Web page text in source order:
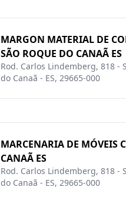
MARGON MATERIAL DE
SÃO ROQUE DO CANAÃ ES
Rod. Carlos Lindemberg, 818 -
do Canaã - ES, 29665-000
MARCENARIA DE MÓVEIS
CANAÃ ES
Rod. Carlos Lindemberg, 818 -
do Canaã - ES, 29665-000